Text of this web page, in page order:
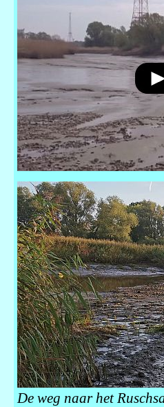
De weg naar het